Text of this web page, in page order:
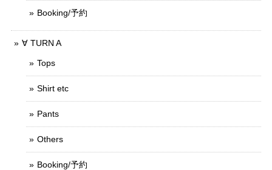
Booking/予約
∀ TURN A
Tops
Shirt etc
Pants
Others
Booking/予約